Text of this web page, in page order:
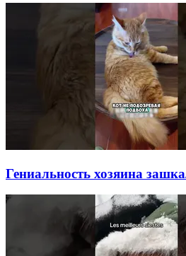
Гениальность хозяина